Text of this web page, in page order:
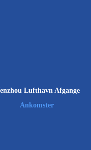
Lufthavn Afgange
Ankomster